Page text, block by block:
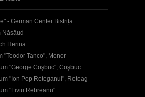
- German Center Bistrița
Năsăud
Herina
"Teodor Tanco", Monor
"George Coşbuc", Coşbuc
"Ion Pop Reteganul", Reteag
"Liviu Rebreanu"